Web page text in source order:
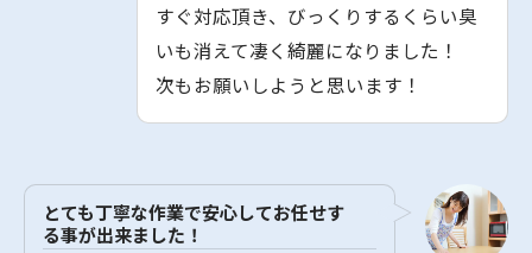
すぐ対応頂き、びっくりするくらい臭
いも消えて凄く綺麗になりました！
次もお願いしようと思います！
とても丁寧な作業で安心してお任せす
る事が出来ました！